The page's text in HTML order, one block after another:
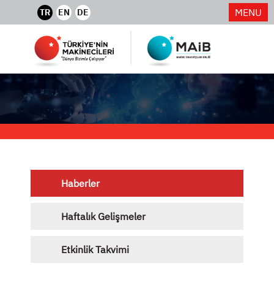
TR EN DE MENU
Haberler
Haftalık Gelişmeler
Etkinlik Takvimi